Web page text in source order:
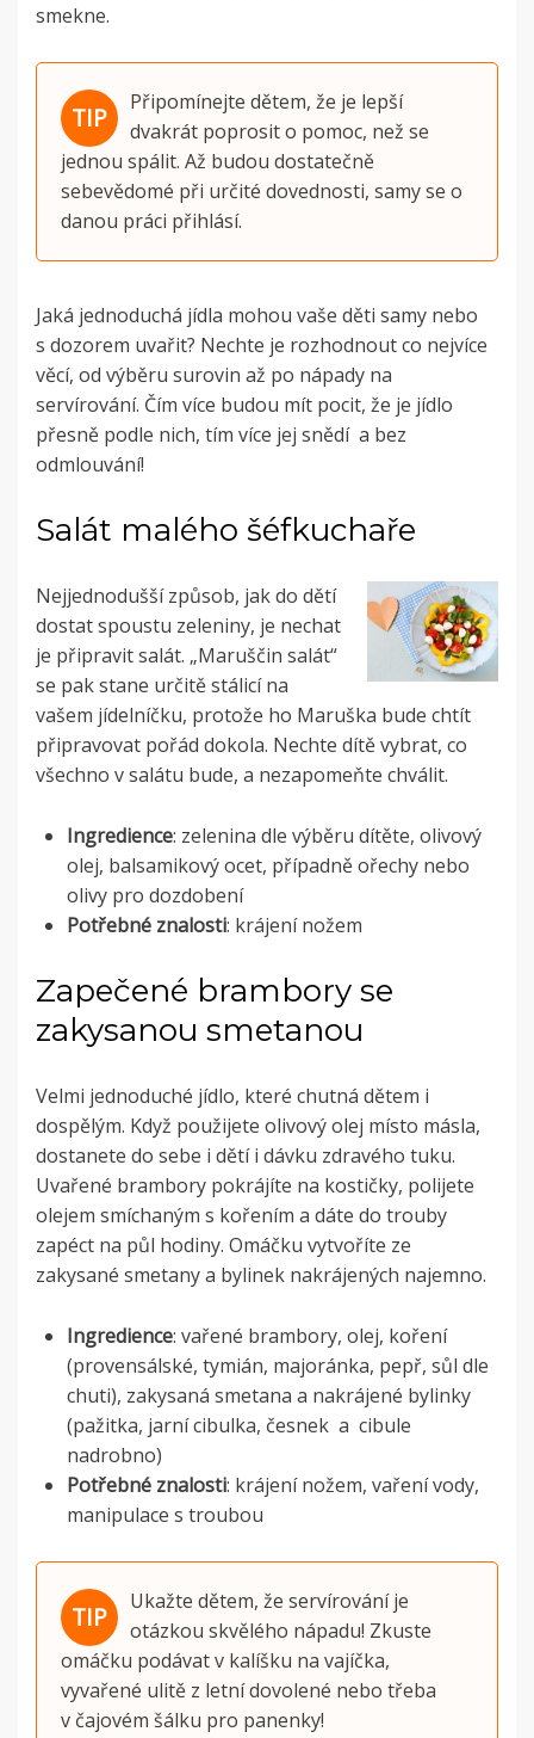
smekne.
Připomínejte dětem, že je lepší
dvakrát poprosit o pomoc, než se
jednou spálit. Až budou dostatečně
sebevědomé při určité dovednosti, samy se o
danou práci přihlásí.
Jaká jednoduchá jídla mohou vaše děti samy nebo
s dozorem uvařit? Nechte je rozhodnout co nejvíce
věcí, od výběru surovin až po nápady na
servírování. Čím více budou mít pocit, že je jídlo
přesně podle nich, tím více jej snědí a bez
odmlouvání!
Salát malého šéfkuchaře
Nejjednodušší způsob, jak do dětí
dostat spoustu zeleniny, je nechat
je připravit salát. „Maruščin salát“
se pak stane určitě stálicí na
vašem jídelníčku, protože ho Maruška bude chtít
připravovat pořád dokola. Nechte dítě vybrat, co
všechno v salátu bude, a nezapomeňte chválit.
Ingredience: zelenina dle výběru dítěte, olivový
olej, balsamikový ocet, případně ořechy nebo
olivy pro dozdobení
Potřebné znalosti: krájení nožem
Zapečené brambory se
zakysanou smetanou
Velmi jednoduché jídlo, které chutná dětem i
dospělým. Když použijete olivový olej místo másla,
dostanete do sebe i dětí i dávku zdravého tuku.
Uvařené brambory pokrájíte na kostičky, polijete
olejem smíchaným s kořením a dáte do trouby
zapéct na půl hodiny. Omáčku vytvoříte ze
zakysané smetany a bylinek nakrájených najemno.
Ingredience: vařené brambory, olej, koření
(provensálské, tymián, majoránka, pepř, sůl dle
chuti), zakysaná smetana a nakrájené bylinky
(pažitka, jarní cibulka, česnek a cibule
nadrobno)
Potřebné znalosti: krájení nožem, vaření vody,
manipulace s troubou
Ukažte dětem, že servírování je
otázkou skvělého nápadu! Zkuste
omáčku podávat v kalíšku na vajíčka,
vyvařené ulitě z letní dovolené nebo třeba
v čajovém šálku pro panenky!